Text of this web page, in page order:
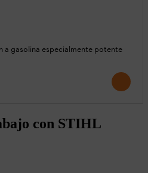
a gasolina especialmente potente
con STIHL